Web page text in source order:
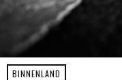
BINNENLAND